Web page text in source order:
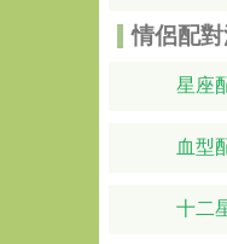
情侶配
星座
血型
十二